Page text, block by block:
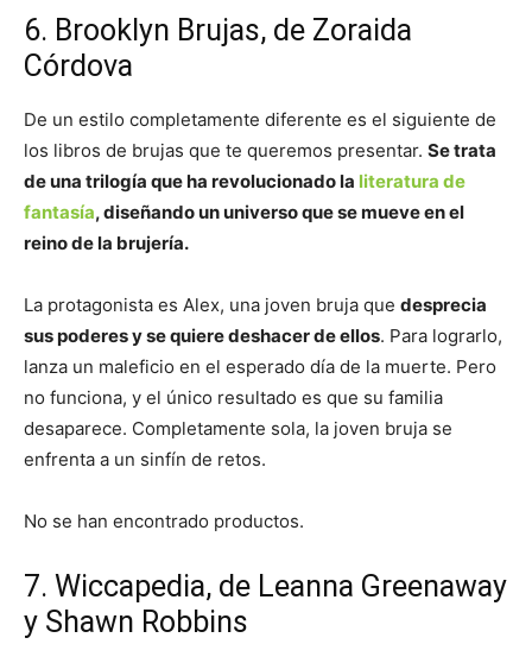
6. Brooklyn Brujas, de Zoraida
Córdova
De un estilo completamente diferente es el siguiente de
los libros de brujas que te queremos presentar. Se trata
de una trilogía que ha revolucionado la literatura de
fantasía, diseñando un universo que se mueve en el
reino de la brujería.
La protagonista es Alex, una joven bruja que desprecia
sus poderes y se quiere deshacer de ellos. Para lograrlo,
lanza un maleficio en el esperado día de la muerte. Pero
no funciona, y el único resultado es que su familia
desaparece. Completamente sola, la joven bruja se
enfrenta a un sinfín de retos.
No se han encontrado productos.
7. Wiccapedia, de Leanna Greenaway
y Shawn Robbins